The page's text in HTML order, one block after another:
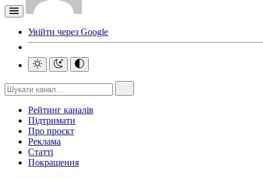
Увійти через Google
Рейтинг каналів
Підтримати
Про проєкт
Реклама
Статті
Покращення